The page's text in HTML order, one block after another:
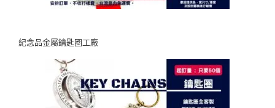
紀念品金屬鑰匙圈工廠